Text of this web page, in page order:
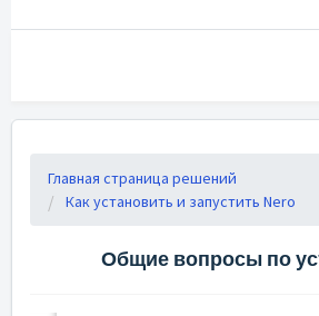
Главная страница решений
Как установить и запустить Nero
Общие вопросы по